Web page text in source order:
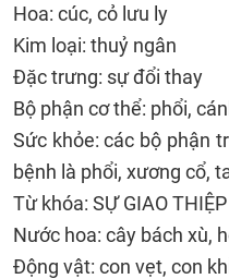
Hoa: cúc, cỏ lưu ly
Kim loại: thuỷ ngân
Đặc trưng: sự đổi thay
Bộ phận cơ thể: phổi,
Sức khỏe: các bộ phận
bệnh là phổi, xương cổ,
Từ khóa: SỰ GIAO THIỆP
Nước hoa: cây bách xù,
Động vật: con vẹt, con